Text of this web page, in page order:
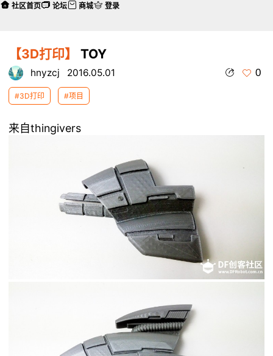
【3D打印】 TOY
hnyzcj 2016.05.01 0
#3D打印 #项目
来自thingivers
社区首页 论坛 商城 登录